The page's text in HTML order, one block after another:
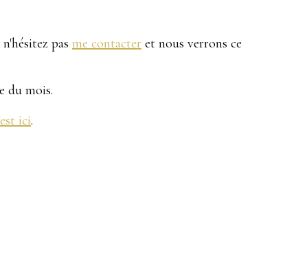
pas me contacter et nous verrons ce
du mois.
ici.